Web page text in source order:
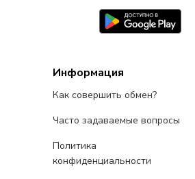
Информация
Как совершить обмен?
Часто задаваемые вопросы
Политика
конфиденциальности